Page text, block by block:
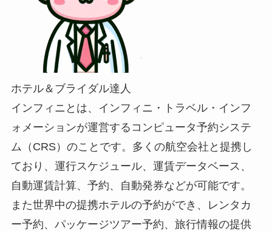
ホテル＆ブライダル達人
インフィニとは、インフィニ・トラベル・インフ
ォメーションが運営するコンピュータ予約システ
ム（CRS）のことです。多くの航空会社と提携し
ており、運行スケジュール、運賃データベース、
自動運賃計算、予約、自動発券などが可能です。
また世界中の提携ホテルの予約ができ、レンタカ
ー予約、パッケージツアー予約、旅行情報の提供